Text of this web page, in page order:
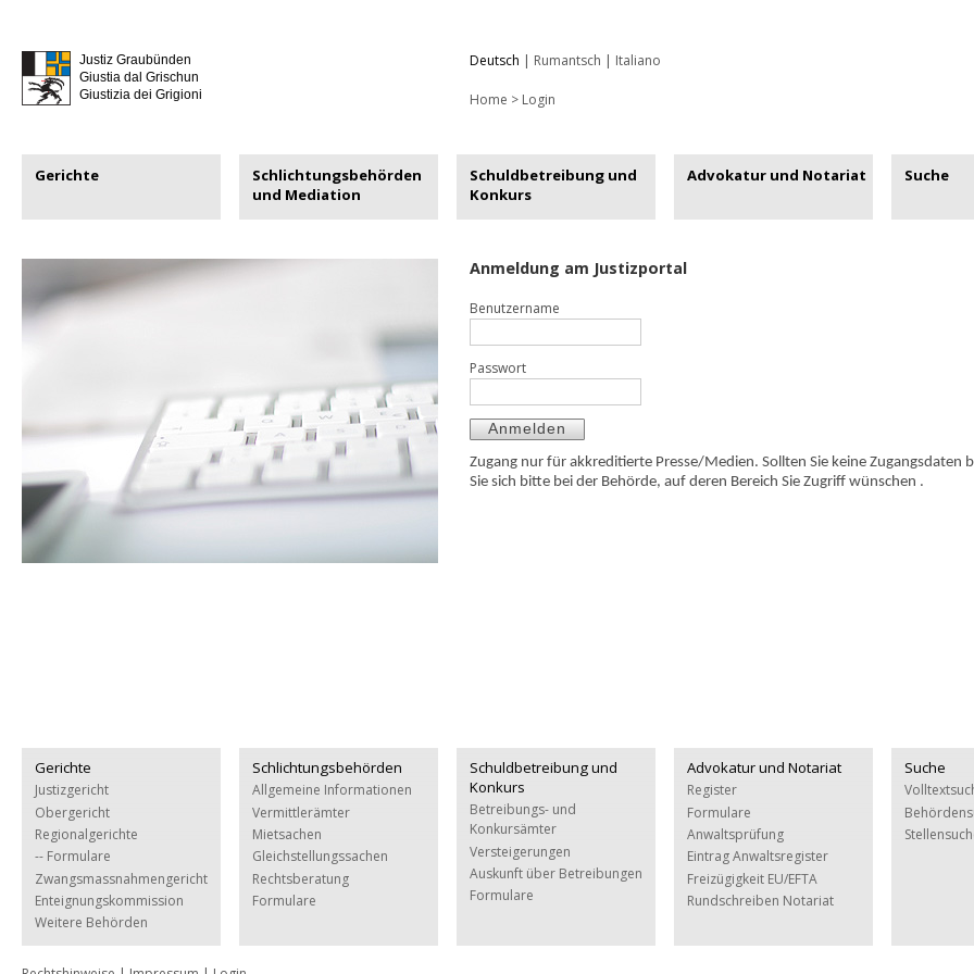
Justiz Graubünden
Giustia dal Grischun
Giustizia dei Grigioni
Deutsch | Rumantsch | Italiano
Home > Login
Gerichte
Schlichtungsbehörden
und Mediation
Schuldbetreibung und
Konkurs
Advokatur und Notariat Suche
Anmeldung am Justizportal
Benutzername
Passwort
Zugang nur für akkreditierte Presse/Medien. Sollten Sie keine Zugangsdaten
Sie sich bitte bei der Behörde, auf deren Bereich Sie Zugriff wünschen .
Gerichte
Justizgericht
Obergericht
Regionalgerichte
-- Formulare
Zwangsmassnahmengericht
Enteignungskommission
Weitere Behörden
Schlichtungsbehörden
Allgemeine Informationen
Vermittlerämter
Mietsachen
Gleichstellungssachen
Rechtsberatung
Formulare
Schuldbetreibung und
Konkurs
Betreibungs- und
Konkursämter
Versteigerungen
Auskunft über Betreibungen
Formulare
Advokatur und Notariat
Register
Formulare
Anwaltsprüfung
Eintrag Anwaltsregister
Freizügigkeit EU/EFTA
Rundschreiben Notariat
Suche